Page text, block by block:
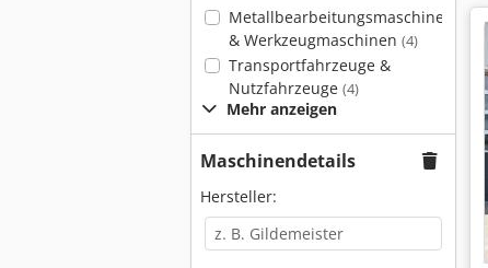
Metallbearbeitungsmaschinen
& Werkzeugmaschinen (4)
Transportfahrzeuge &
Nutzfahrzeuge (4)
Mehr anzeigen
Maschinendetails
Hersteller: